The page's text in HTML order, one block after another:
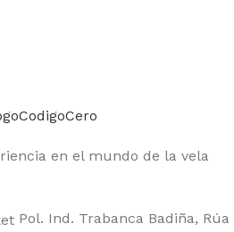
en el mundo de la vela
Pol. Ind. Trabanca Badiña, Rúa